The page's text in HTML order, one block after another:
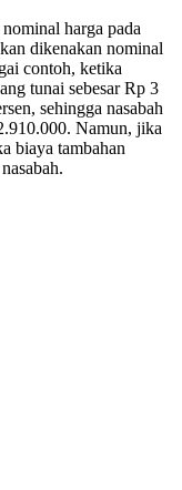
harga pada
dikenakan nominal
contoh, ketika
tunai sebesar Rp 3
sehingga nasabah
Namun, jika
biaya tambahan